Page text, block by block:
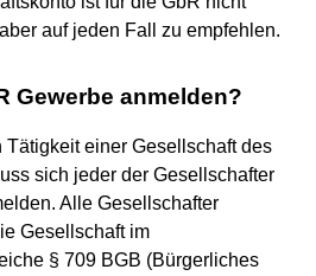
auf jeden Fall zu empfehlen.
Gewerbe anmelden?
einer Gesellschaft des
sich jeder der Gesellschafter
Alle Gesellschafter
Gesellschaft im
§ 709 BGB (Bürgerliches